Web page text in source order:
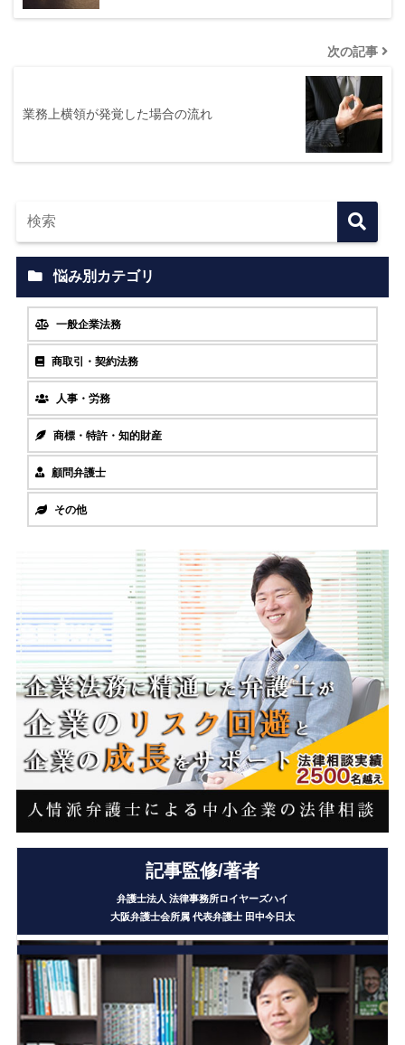
次の記事
業務上横領が発覚した場合の流れ
悩み別カテゴリ
一般企業法務
商取引・契約法務
人事・労務
商標・特許・知的財産
顧問弁護士
その他
記事監修/著者
弁護士法人 法律事務所ロイヤーズハイ
大阪弁護士会所属 代表弁護士 田中今日太